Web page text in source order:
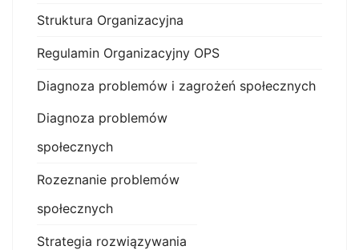
Struktura Organizacyjna
Regulamin Organizacyjny OPS
Diagnoza problemów i zagrożeń społecznych
Diagnoza problemów
społecznych
Rozeznanie problemów
społecznych
Strategia rozwiązywania